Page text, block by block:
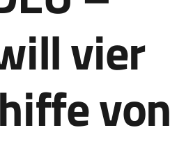
vier
von